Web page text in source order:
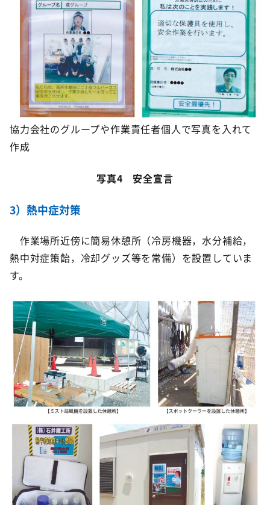
協力会社のグループや作業責任者個人で写真を入れて
作成
写真4 安全宣言
3）熱中症対策
作業場所近傍に簡易休憩所（冷房機器，水分補給，
熱中対症策飴，冷却グッズ等を常備）を設置していま
す。